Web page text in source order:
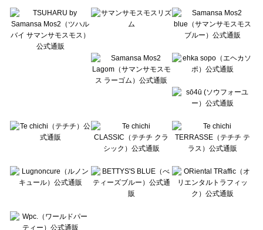
Lugnoncure（ルノンキュール）の一覧
BETTY'S BLUE（べティーズブルー）の一覧
Wpc.（ワールドパーティー）の一覧